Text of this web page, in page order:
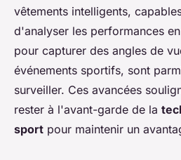
vêtements intelligents,
d'analyser les performances
pour capturer des angles de
événements sportifs, sont
surveiller. Ces avancées
rester à l'avant-garde de la
sport pour maintenir un